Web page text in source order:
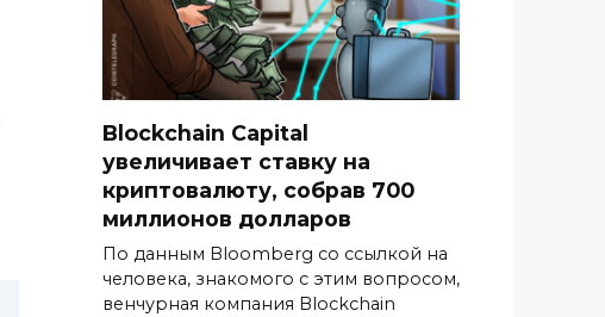
Blockchain Capital
увеличивает ставку на
криптовалюту, собрав 700
миллионов долларов
По данным Bloomberg со ссылкой на
человека, знакомого с этим вопросом,
венчурная компания Blockchain